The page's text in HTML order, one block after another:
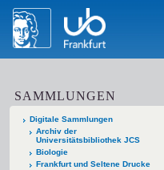
SAMMLUNGEN
Digitale Sammlungen
Archiv der
Universitätsbibliothek JCS
Biologie
Frankfurt und Seltene Drucke